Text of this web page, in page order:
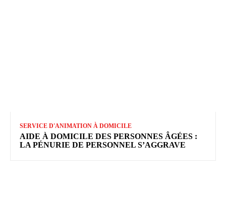
SERVICE D'ANIMATION À DOMICILE
AIDE À DOMICILE DES PERSONNES ÂGÉES :
LA PÉNURIE DE PERSONNEL S’AGGRAVE